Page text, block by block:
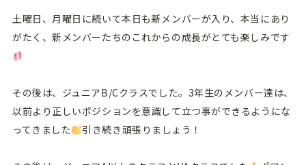
土曜日、月曜日に続いて本日も新メンバーが入り、本当にあり
がたく、新メンバーたちのこれからの成長がとても楽しみです
その後は、ジュニアB/Cクラスでした。3年生のメンバー達は、
以前より正しいポジションを意識して立つ事ができるようにな
ってきました
引き続き頑張りましょう！